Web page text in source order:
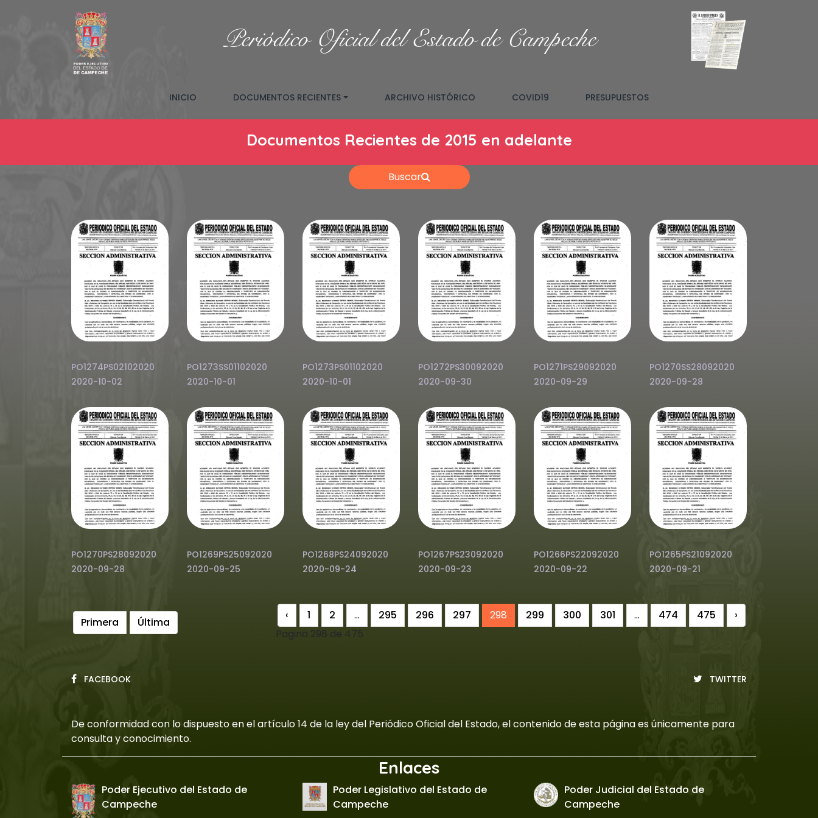
Periódico Oficial del Estado de Campeche
INICIO (CURRENT)DOCUMENTOS RECIENTES ARCHIVO HISTÓRICO COVID19 PRESUPUESTOS
Documentos Recientes de 2015 en adelante
Buscar
PO1274PS02102020
2020-10-02
PO1273SS01102020
2020-10-01
PO1273PS01102020
2020-10-01
PO1272PS30092020
2020-09-30
PO1271PS29092020
2020-09-29
PO1270SS28092020
2020-09-28
PO1270PS28092020
2020-09-28
PO1269PS25092020
2020-09-25
PO1268PS24092020
2020-09-24
PO1267PS23092020
2020-09-23
PO1266PS22092020
2020-09-22
PO1265PS21092020
2020-09-21
Primera Última
‹ 1 2 ... 295 296 297 298 299 300 301 ... 474 475
›
Pagina 298 de 475
FACEBOOK TWITTER
De conformidad con lo dispuesto en el artículo 14 de la ley del Periódico Oficial del Estado, el contenido de esta página es únicamente para
consulta y conocimiento.
Enlaces
Poder Ejecutivo del Estado de
Campeche
Poder Legislativo del Estado de
Campeche
Poder Judicial del Estado de
Campeche